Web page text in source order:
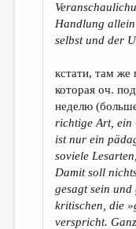
Handlung
selbst und der
кстати, там же
которая оч.
неделю
richtige Art, ein
ist nur ein
soviele
Damit soll
gesagt sein
kritischen, die
verspricht.